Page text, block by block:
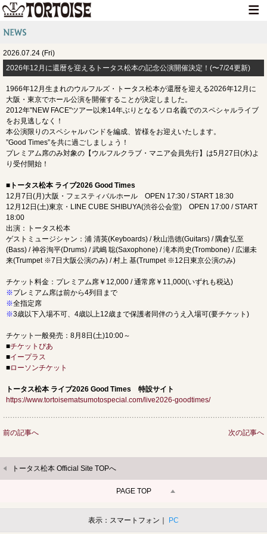
MEDIA INFO
GOODS
DISCOGRAPHY
2026.07.24 (Fri)
2026年12月に還暦を迎えるトータス松本の記念公演開催決定！(〜7/24更新)
1966年12月生まれのウルフルズ・トータス松本が還暦を迎える2026年12月に
大阪・東京でホール公演を開催することが決定しました。
2012年"NEW FACE"ツアー以来14年ぶりとなるソロ名義でのスペシャルライブ
をお見逃しなく！
本公演限りのスペシャルバンドを編成、皆様をお迎えいたします。
”Good Times”を共に過ごしましょう！
プレミアム席のみ対象の【ウルフルクラブ・マニア会員先行】は5月27日(水)よ
り受付開始！
■トータス松本 ライブ2026 Good Times
12月7日(月)大阪・フェスティバルホール OPEN 17:30 / START 18:30
12月12日(土)東京・LINE CUBE SHIBUYA(渋谷公会堂) OPEN 17:00 / START
18:00
出演：トータス松本
ゲストミュージシャン：浦 清英(Keyboards) / 秋山浩徳(Guitars) / 隅倉弘至
(Bass) / 神谷洵平(Drums) / 武嶋 聡(Saxophone) / 滝本尚史(Trombone) / 広瀬未
来(Trumpet ※7日大阪公演のみ) / 村上 基(Trumpet ※12日東京公演のみ)
チケット料金：プレミアム席￥12,000 / 通常席￥11,000(いずれも税込)
※プレミアム席は前から4列目まで
※全指定席
※3歳以下入場不可、4歳以上12歳まで保護者同伴のうえ入場可(要チケット)
チケット一般発売：8月8日(土)10:00～
■チケットぴあ
■イープラス
■ローソンチケット
トータス松本 ライブ2026 Good Times 特設サイト
https://www.tortoisematsumotospecial.com/live2026-goodtimes/
前の記事へ 次の記事へ
トータス松本 Official Site TOPへ
PAGE TOP
表示：スマートフォン｜ PC